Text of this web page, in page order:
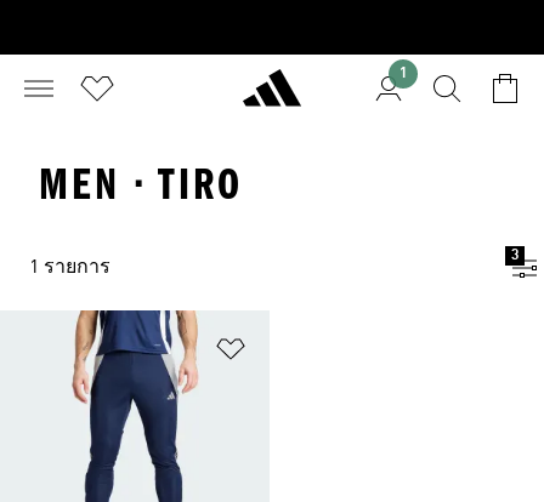
1
MEN · TIRO
1 รายการ
3